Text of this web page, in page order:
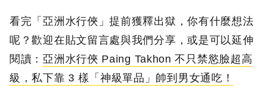
看完「亞洲水行俠」提前獲釋出獄，你有什麼想法
呢？歡迎在貼文留言處與我們分享，或是可以延伸
閱讀： 亞洲水行俠 Paing Takhon 不只禁慾臉超高
級，私下靠 3 樣「神級單品」帥到男女通吃！